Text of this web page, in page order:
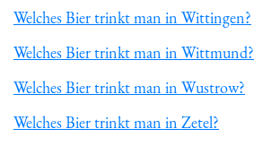
Welches Bier trinkt man in Wittingen?
Welches Bier trinkt man in Wittmund?
Welches Bier trinkt man in Wustrow?
Welches Bier trinkt man in Zetel?